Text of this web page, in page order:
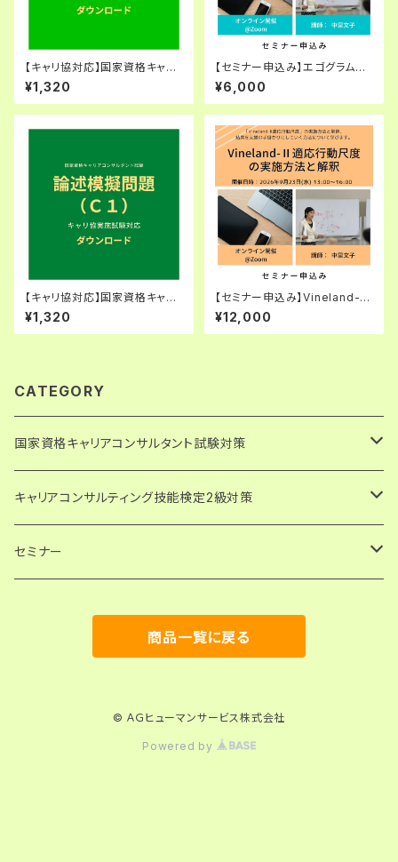
【キャリ協対応】国家資格キャリ
アコンサルタント試験・論述模擬
問題（C2）
¥1,320
【セミナー申込み】エゴグラムと
交流分析（中級編）（2026年8月
29日(土) 10:00〜11:30）
¥6,000
【キャリ協対応】国家資格キャリ
アコンサルタント試験・論述模擬
問題（C1）
¥1,320
【セミナー申込み】Vineland-Ⅱ
適応行動尺度の実施方法と解
釈（2026年9月23日(水) 13:0
0〜16:00）
¥12,000
CATEGORY
国家資格キャリアコンサルタント試験対策
論述試験解答例・キャリアコンサルティング協会実施分
PDF版・ダウンロード
論述試験解答例・日本キャリア開発協会（JCDA）実施分
論述試験対策講座
論述試験 過去問添削指導
キャリアコンサルティング技能検定2級対策
論述試験解答例
論述模擬問題
セミナー
商品一覧に戻る
© ＡＧヒューマンサービス株式会社
Powered by